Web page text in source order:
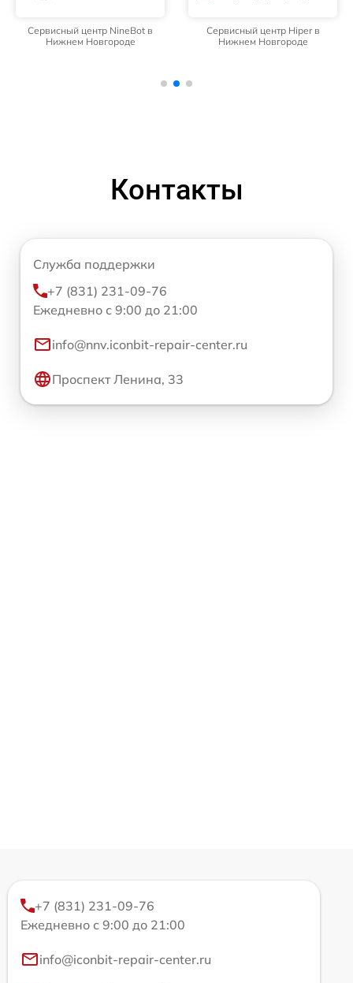
Сервисный центр NineBot в
Нижнем Новгороде
Сервисный центр Hiper в
Нижнем Новгороде
Контакты
Служба поддержки
+7 (831) 231-09-76
Ежедневно с 9:00 до 21:00
info@nnv.iconbit-repair-center.ru
Проспект Ленина, 33
+7 (831) 231-09-76
Ежедневно с 9:00 до 21:00
info@iconbit-repair-center.ru